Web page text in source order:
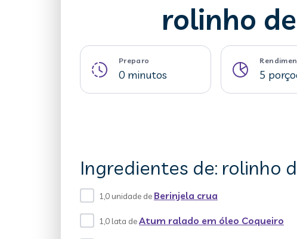
rolinho
Preparo
0 minutos 5
Ingredientes de: rolinho
1,0 unidade de Berinjela crua
1,0 lata deAtum ralado em óleo Coqueiro